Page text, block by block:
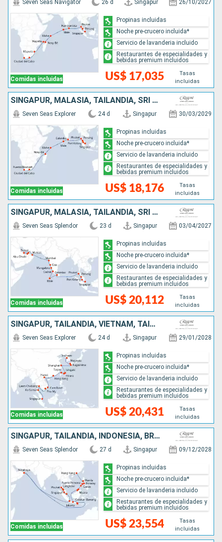
Comidas incluidas
Seven Seas Navigator 26 d Singapur 26/10/2027
US$ 17,035
Tasas
incluidas
Propinas incluidas
Noche pre-crucero incluida*
Servicio de lavanderia incluido
Restaurantes de especialidades y
bebidas premium incluidos
SINGAPUR, MALASIA, TAILANDIA, SRI LANKA, MALDIVAS, SEYCHELLES, MADAGASCAR, SUDAFRICA
Comidas incluidas
Seven Seas Explorer 24 d Singapur 30/03/2029
US$ 18,176
Tasas
incluidas
Propinas incluidas
Noche pre-crucero incluida*
Servicio de lavanderia incluido
Restaurantes de especialidades y
bebidas premium incluidos
SINGAPUR, MALASIA, TAILANDIA, SRI LANKA, MALDIVAS, INDIA, OMAN, QATAR, EMIRATOS ÁRABES UNIDOS
Comidas incluidas
Seven Seas Splendor 23 d Singapur 03/04/2027
US$ 20,112
Tasas
incluidas
Propinas incluidas
Noche pre-crucero incluida*
Servicio de lavanderia incluido
Restaurantes de especialidades y
bebidas premium incluidos
SINGAPUR, TAILANDIA, VIETNAM, TAIWÁN, JAPÓN, CHINA, COREA DEL SUR
Comidas incluidas
Seven Seas Explorer 24 d Singapur 29/01/2028
US$ 20,431
Tasas
incluidas
Propinas incluidas
Noche pre-crucero incluida*
Servicio de lavanderia incluido
Restaurantes de especialidades y
bebidas premium incluidos
SINGAPUR, TAILANDIA, INDONESIA, BRUNEI, MALASIA, FILIPINAS, CHINA
Comidas incluidas
Seven Seas Splendor 27 d Singapur 09/12/2028
US$ 23,554
Tasas
incluidas
Propinas incluidas
Noche pre-crucero incluida*
Servicio de lavanderia incluido
Restaurantes de especialidades y
bebidas premium incluidos